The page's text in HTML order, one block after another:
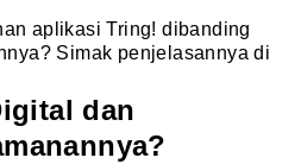
aplikasi Tring! dibanding
Simak penjelasannya di
dan